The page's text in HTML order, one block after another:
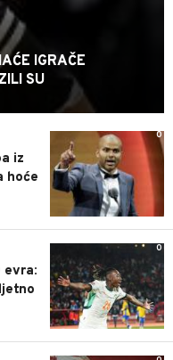
IGRAČE
SU
0
iz
hoće
0
evra: